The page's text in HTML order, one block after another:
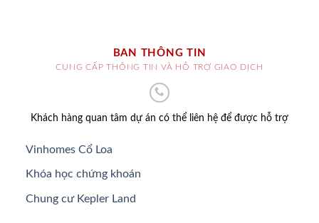
BAN THÔNG TIN
CUNG CẤP THÔNG TIN VÀ HỖ TRỢ GIAO DỊCH
Khách hàng quan tâm dự án có thể liên hệ để được hỗ trợ
Vinhomes Cổ Loa
Khóa học chứng khoán
Chung cư Kepler Land